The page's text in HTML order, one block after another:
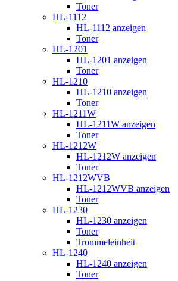
Toner
HL-1112
HL-1112 anzeigen
Toner
HL-1201
HL-1201 anzeigen
Toner
HL-1210
HL-1210 anzeigen
Toner
HL-1211W
HL-1211W anzeigen
Toner
HL-1212W
HL-1212W anzeigen
Toner
HL-1212WVB
HL-1212WVB anzeigen
Toner
HL-1230
HL-1230 anzeigen
Toner
Trommeleinheit
HL-1240
HL-1240 anzeigen
Toner